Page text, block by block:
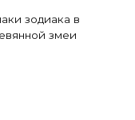
зодиака в
змеи